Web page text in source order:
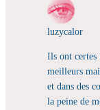
luzycalor
Ils ont certes
meilleurs
et dans des
la peine de